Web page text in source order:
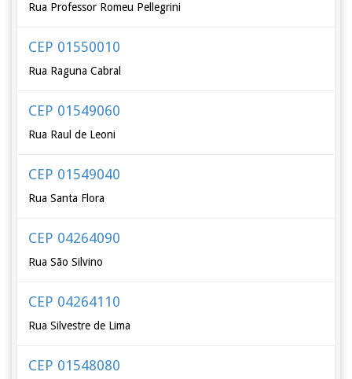
Rua Professor Romeu Pellegrini
CEP 01550010
Rua Raguna Cabral
CEP 01549060
Rua Raul de Leoni
CEP 01549040
Rua Santa Flora
CEP 04264090
Rua São Silvino
CEP 04264110
Rua Silvestre de Lima
CEP 01548080